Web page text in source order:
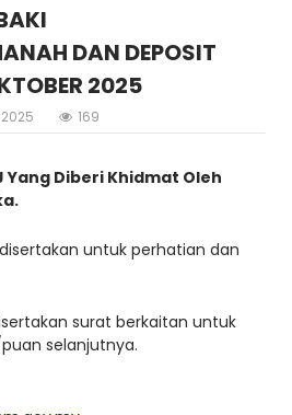
DAN DEPOSIT
2025
169
Yang Diberi Khidmat Oleh
untuk perhatian dan
surat berkaitan untuk
selanjutnya.